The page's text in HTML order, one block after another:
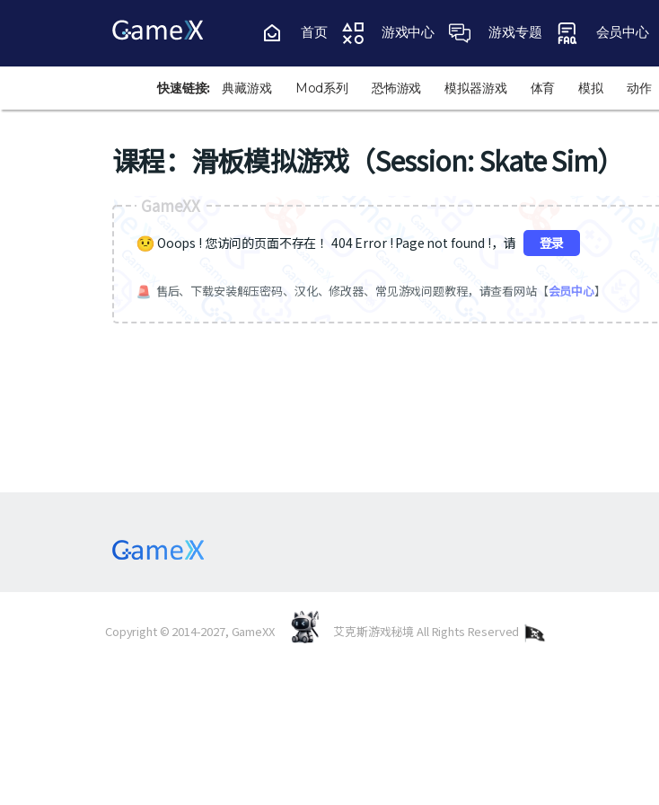
首页 游戏中心 游戏专题 会员中心
快速链接: 典藏游戏 Mod系列 恐怖游戏 模拟器游戏 体育 模拟 动作
课程：滑板模拟游戏（Session: Skate Sim）
GameXX
Ooops ! 您访问的页面不存在 ！404 Error ! Page not found !，请 登录
售后、下载安装解压密码、汉化、修改器、常见游戏问题教程，请查看网站【会员中心】
Copyright © 2014-2027, GameXX 艾克斯游戏秘境 All Rights Reserved